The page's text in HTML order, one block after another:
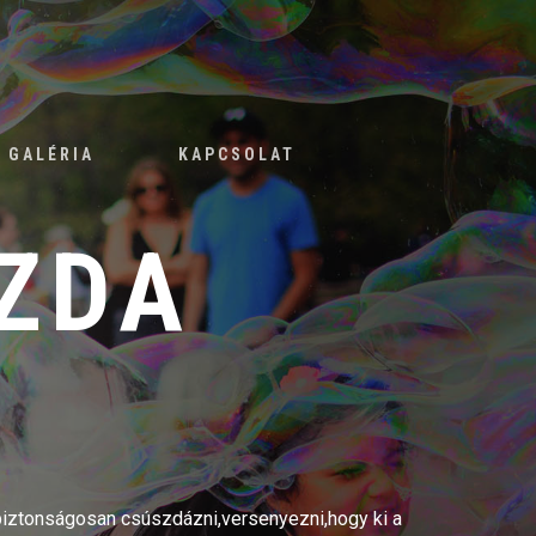
GALÉRIA KAPCSOLAT
csúszdázni,versenyezni,hogy ki a